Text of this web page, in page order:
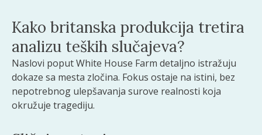
Kako britanska produkcija tretira
analizu teških slučajeva?
Naslovi poput White House Farm detaljno istražuju
dokaze sa mesta zločina. Fokus ostaje na istini, bez
nepotrebnog ulepšavanja surove realnosti koja
okružuje tragediju.